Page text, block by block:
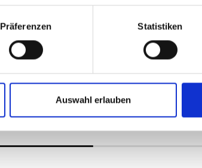
Präferenzen Statistiken
Auswahl erlauben
ÄHNLICHE PRODUKTE
Herren
79,95 €